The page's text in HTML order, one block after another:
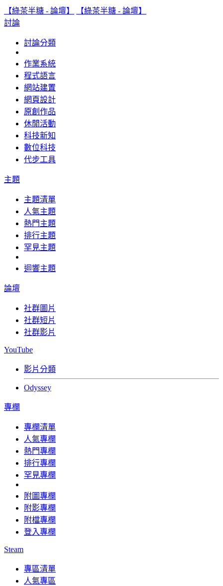
【綠茶半糖 - 論壇】
【綠茶半糖 - 論壇】
討論
討論分類
作業系統
程式語言
網站建置
網頁設計
原創作品
休閒活動
科技新知
數位科技
代步工具
主題
主題清單
人氣主題
熱門主題
排行主題
罕見主題
迴響主題
論壇
社群圖片
社群短片
社群影片
YouTube
影片分類
Odyssey
專欄
專欄清單
人氣專欄
熱門專欄
排行專欄
罕見專欄
附圖專欄
附影專欄
附檔專欄
登入專欄
Steam
專區清單
人氣專區